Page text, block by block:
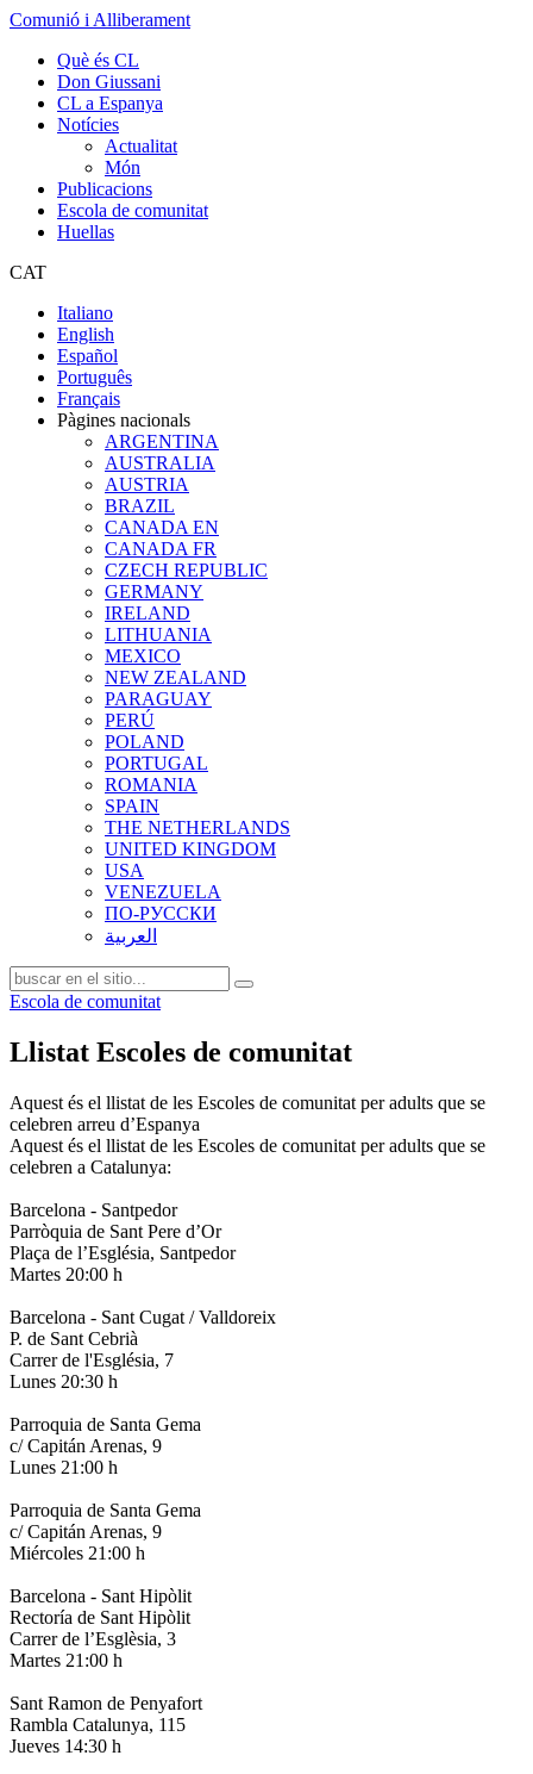
Comunió i Alliberament
Què és CL
Don Giussani
CL a Espanya
Notícies
Actualitat
Món
Publicacions
Escola de comunitat
Huellas
CAT
Italiano
English
Español
Português
Français
Pàgines nacionals
ARGENTINA
AUSTRALIA
AUSTRIA
BRAZIL
CANADA EN
CANADA FR
CZECH REPUBLIC
GERMANY
IRELAND
LITHUANIA
MEXICO
NEW ZEALAND
PARAGUAY
PERÚ
POLAND
PORTUGAL
ROMANIA
SPAIN
THE NETHERLANDS
UNITED KINGDOM
USA
VENEZUELA
ПО-РУССКИ
العربية
Escola de comunitat
Llistat Escoles de comunitat
Aquest és el llistat de les Escoles de comunitat per adults que se
celebren arreu d’Espanya
Aquest és el llistat de les Escoles de comunitat per adults que se
celebren a Catalunya:
Barcelona - Santpedor
Parròquia de Sant Pere d’Or
Plaça de l’Església, Santpedor
Martes 20:00 h
Barcelona - Sant Cugat / Valldoreix
P. de Sant Cebrià
Carrer de l'Església, 7
Lunes 20:30 h
Parroquia de Santa Gema
c/ Capitán Arenas, 9
Lunes 21:00 h
Parroquia de Santa Gema
c/ Capitán Arenas, 9
Miércoles 21:00 h
Barcelona - Sant Hipòlit
Rectoría de Sant Hipòlit
Carrer de l’Esglèsia, 3
Martes 21:00 h
Sant Ramon de Penyafort
Rambla Catalunya, 115
Jueves 14:30 h